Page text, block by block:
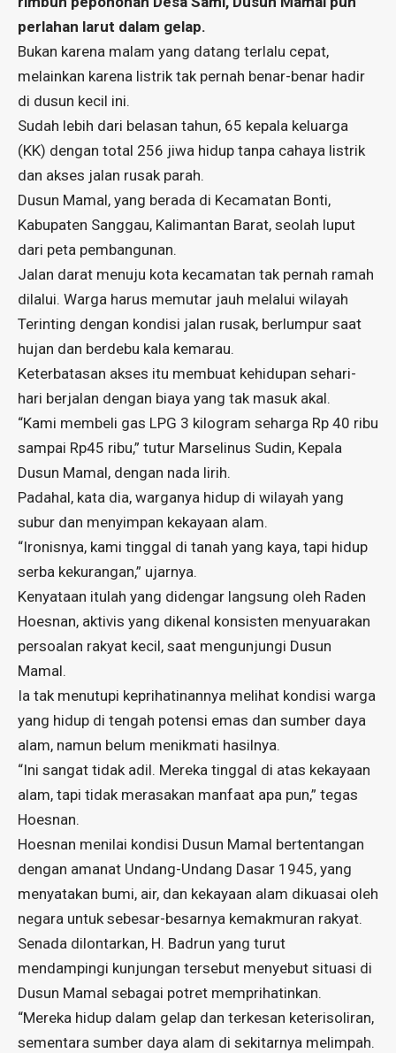
perlahan larut dalam gelap.
Bukan karena malam yang datang terlalu cepat,
melainkan karena listrik tak pernah benar-benar hadir
di dusun kecil ini.
Sudah lebih dari belasan tahun, 65 kepala keluarga
(KK) dengan total 256 jiwa hidup tanpa cahaya listrik
dan akses jalan rusak parah.
Dusun Mamal, yang berada di Kecamatan Bonti,
Kabupaten Sanggau, Kalimantan Barat, seolah luput
dari peta pembangunan.
Jalan darat menuju kota kecamatan tak pernah ramah
dilalui. Warga harus memutar jauh melalui wilayah
Terinting dengan kondisi jalan rusak, berlumpur saat
hujan dan berdebu kala kemarau.
Keterbatasan akses itu membuat kehidupan sehari-
hari berjalan dengan biaya yang tak masuk akal.
“Kami membeli gas LPG 3 kilogram seharga Rp 40 ribu
sampai Rp45 ribu,” tutur Marselinus Sudin, Kepala
Dusun Mamal, dengan nada lirih.
Padahal, kata dia, warganya hidup di wilayah yang
subur dan menyimpan kekayaan alam.
“Ironisnya, kami tinggal di tanah yang kaya, tapi hidup
serba kekurangan,” ujarnya.
Kenyataan itulah yang didengar langsung oleh Raden
Hoesnan, aktivis yang dikenal konsisten menyuarakan
persoalan rakyat kecil, saat mengunjungi Dusun
Mamal.
Ia tak menutupi keprihatinannya melihat kondisi warga
yang hidup di tengah potensi emas dan sumber daya
alam, namun belum menikmati hasilnya.
“Ini sangat tidak adil. Mereka tinggal di atas kekayaan
alam, tapi tidak merasakan manfaat apa pun,” tegas
Hoesnan.
Hoesnan menilai kondisi Dusun Mamal bertentangan
dengan amanat Undang-Undang Dasar 1945, yang
menyatakan bumi, air, dan kekayaan alam dikuasai oleh
negara untuk sebesar-besarnya kemakmuran rakyat.
Senada dilontarkan, H. Badrun yang turut
mendampingi kunjungan tersebut menyebut situasi di
Dusun Mamal sebagai potret memprihatinkan.
“Mereka hidup dalam gelap dan terkesan keterisoliran,
sementara sumber daya alam di sekitarnya melimpah.